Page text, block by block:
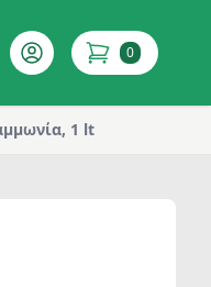
Account 0
items in cart
1 lt